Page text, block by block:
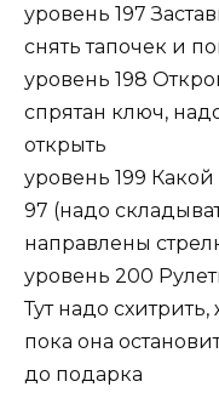
уровень 197
снять тапочек и
уровень 198
спрятан ключ,
открыть
уровень 199
97 (надо
направлены
уровень 200
Тут надо
пока она
до подарка